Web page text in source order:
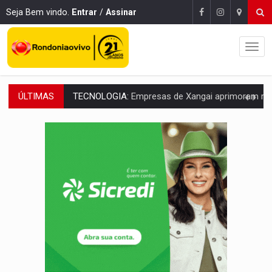
Seja Bem vindo. Entrar / Assinar
ÚLTIMAS PROTEGE A TERRA:China descobre como explodir asteroide com bomba
VÍDEO:Motociclista morre após bater na traseira de
Essa receita com frango virou o meu
EMPREENDEDORISMO: 7 negócios que podem começar com pouco dinheiro e
GIGANTE DA AMÉRICA: Brasil reúne dimensão continental e posição
10 dicas importantes para quem quer
VARCENA:Cientistas descobrem nova espécie de rã em florestas
BARGANHA: Vai comprar celular usado? Veja como consultar o